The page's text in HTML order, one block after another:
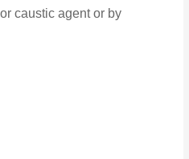
caustic agent or by